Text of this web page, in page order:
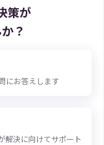
策が
？
にお答えします
解決に向けてサポート